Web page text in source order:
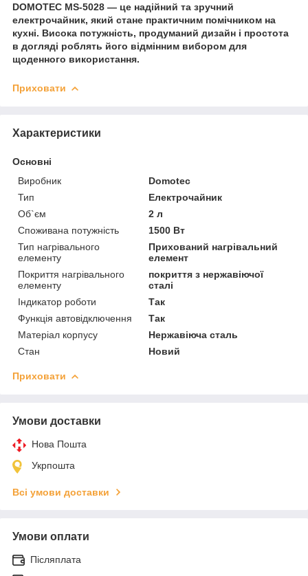
DOMOTEC MS-5028 — це надійний та зручний
електрочайник, який стане практичним помічником на
кухні. Висока потужність, продуманий дизайн і простота
в догляді роблять його відмінним вибором для
щоденного використання.
Приховати
Характеристики
Основні
Виробник
Domotec
Тип
Електрочайник
Об`єм
2 л
Споживана потужність
1500 Вт
Тип нагрівального
елементу
Прихований нагрівальний
елемент
Покриття нагрівального
елементу
покриття з нержавіючої
сталі
Індикатор роботи
Так
Функція автовідключення
Так
Матеріал корпусу
Нержавіюча сталь
Стан
Новий
Приховати
Умови доставки
Нова Пошта
Укрпошта
Всі умови доставки
Умови оплати
Післяплата